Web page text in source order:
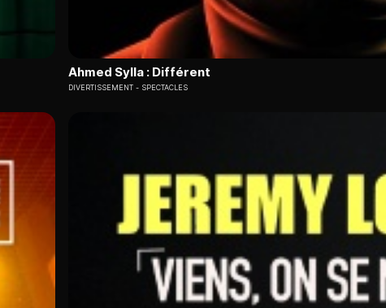
Ahmed Sylla : Différent
DIVERTISSEMENT SPECTACLES